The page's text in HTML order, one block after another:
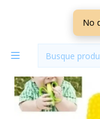
Jugueteria
No